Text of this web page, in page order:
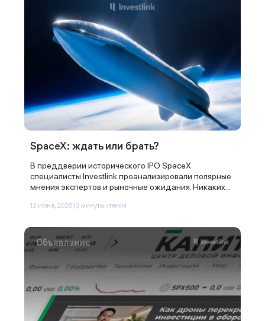
SpaceX: ждать или брать?
В преддверии исторического IPO SpaceX
специалисты Investlink проанализировали полярные
мнения экспертов и рыночные ожидания. Никаких...
12 июня, 2026 | 3 минуты чтения